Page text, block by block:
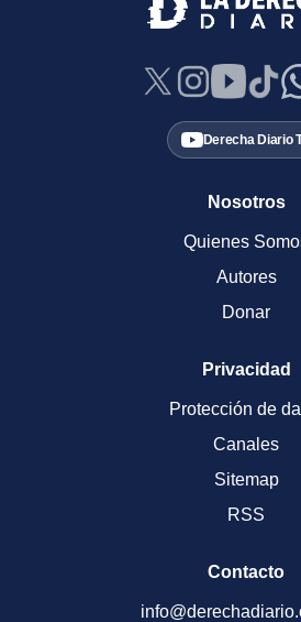
Derecha Diario
Nosotros
Quienes
Autores
Donar
Privacidad
Protección de
Canales
Sitemap
RSS
Contacto